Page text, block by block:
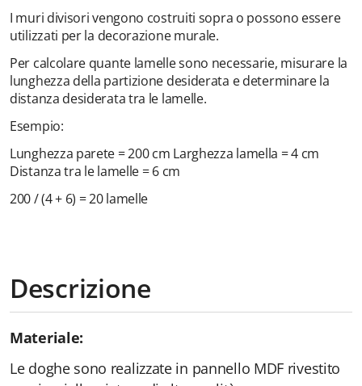
I muri divisori vengono costruiti sopra o possono essere
utilizzati per la decorazione murale.
Per calcolare quante lamelle sono necessarie, misurare la
lunghezza della partizione desiderata e determinare la
distanza desiderata tra le lamelle.
Esempio:
Lunghezza parete = 200 cm Larghezza lamella = 4 cm
Distanza tra le lamelle = 6 cm
200 / (4 + 6) = 20 lamelle
Descrizione
Materiale:
Le doghe sono realizzate in pannello MDF rivestito